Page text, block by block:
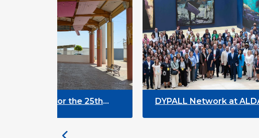
for the 25th
DYPALL Network at ALDA General